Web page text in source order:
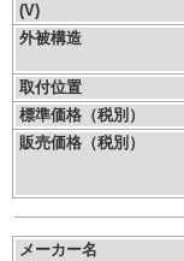
(V)
外被構造
取付位置
標準価格（税別）
販売価格（税別）
メーカー名